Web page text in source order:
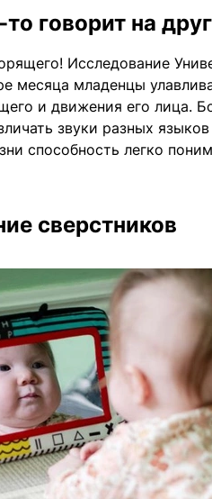
говорит на
Исследование
месяца младенцы
и движения его лица.
звуки разных
способность легко
сверстников